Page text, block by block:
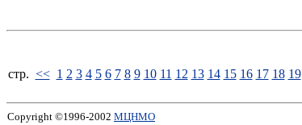
стp. << 1 2 3 4 5 6 7 8 9 10 11 12 13 14 15 16 17 18 19
Copyright ©1996-2002 МЦНМО